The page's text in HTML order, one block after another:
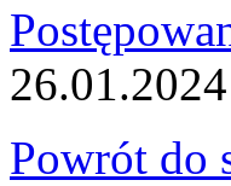
26.01.2024
Powrót do